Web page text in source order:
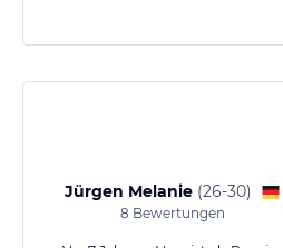
Jürgen Melanie (26-30)
8 Bewertungen